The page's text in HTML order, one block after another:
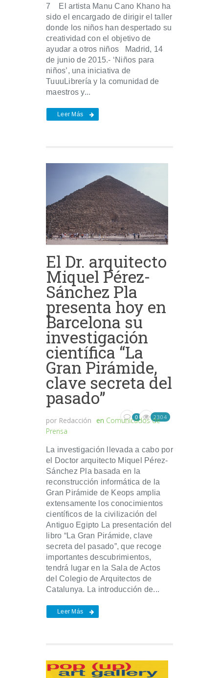
7 El artista Manu Cano Khano ha
sido el encargado de dirigir el taller
donde los niños han despertado su
creatividad con el objetivo de
ayudar a otros niños Madrid, 14
de junio de 2015.- ‘Niños para
niños’, una iniciativa de
TuuuLibrería y la comunidad de
maestros y...
Leer Más
El Dr. arquitecto
Miquel Pérez-
Sánchez Pla
presenta hoy en
Barcelona su
investigación
científica “La
Gran Pirámide,
clave secreta del
pasado”
por Redacción en Comunicados de
Prensa
0 2304
La investigación llevada a cabo por
el Doctor arquitecto Miquel Pérez-
Sánchez Pla basada en la
reconstrucción informática de la
Gran Pirámide de Keops amplia
extensamente los conocimientos
científicos de la civilización del
Antiguo Egipto La presentación del
libro “La Gran Pirámide, clave
secreta del pasado”, que recoge
importantes descubrimientos,
tendrá lugar en la Sala de Actos
del Colegio de Arquitectos de
Catalunya. La introducción de...
Leer Más